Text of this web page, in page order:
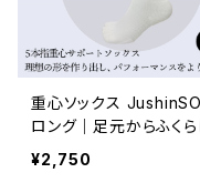
重心ソックス
ロング｜足元からふく
ぎまで支える5本指ソック
ス 白
¥2,750